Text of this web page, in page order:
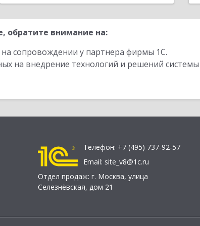
обратите внимание на:
сопровождении у партнера фирмы 1С.
на внедрение технологий и решений
Телефон: +7 (495) 737-92-57
Email: site_v8@1c.ru
Отдел продаж: г. Москва, улица
Селезнёвская, дом 21